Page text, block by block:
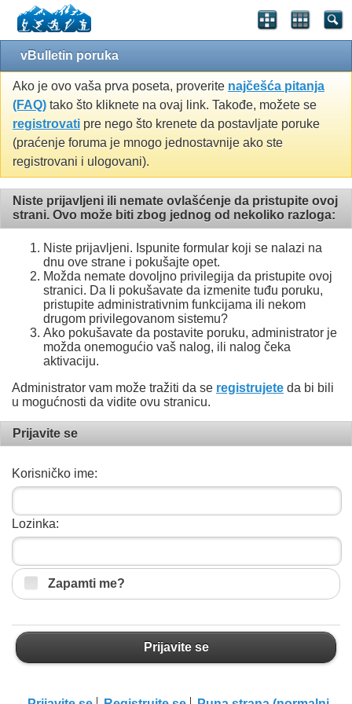
vBulletin poruka
Ako je ovo vaša prva poseta, proverite najčešća pitanja
(FAQ) tako što kliknete na ovaj link. Takođe, možete se
registrovati pre nego što krenete da postavljate poruke
(praćenje foruma je mnogo jednostavnije ako ste
registrovani i ulogovani).
Niste prijavljeni ili nemate ovlašćenje da pristupite ovoj
strani. Ovo može biti zbog jednog od nekoliko razloga:
Niste prijavljeni. Ispunite formular koji se nalazi na
dnu ove strane i pokušajte opet.
Možda nemate dovoljno privilegija da pristupite ovoj
stranici. Da li pokušavate da izmenite tuđu poruku,
pristupite administrativnim funkcijama ili nekom
drugom privilegovanom sistemu?
Ako pokušavate da postavite poruku, administrator je
možda onemogućio vaš nalog, ili nalog čeka
aktivaciju.
Administrator vam može tražiti da se registrujete da bi bili
u mogućnosti da vidite ovu stranicu.
Prijavite se
Korisničko ime:
Lozinka:
Zapamti me?
Prijavite se